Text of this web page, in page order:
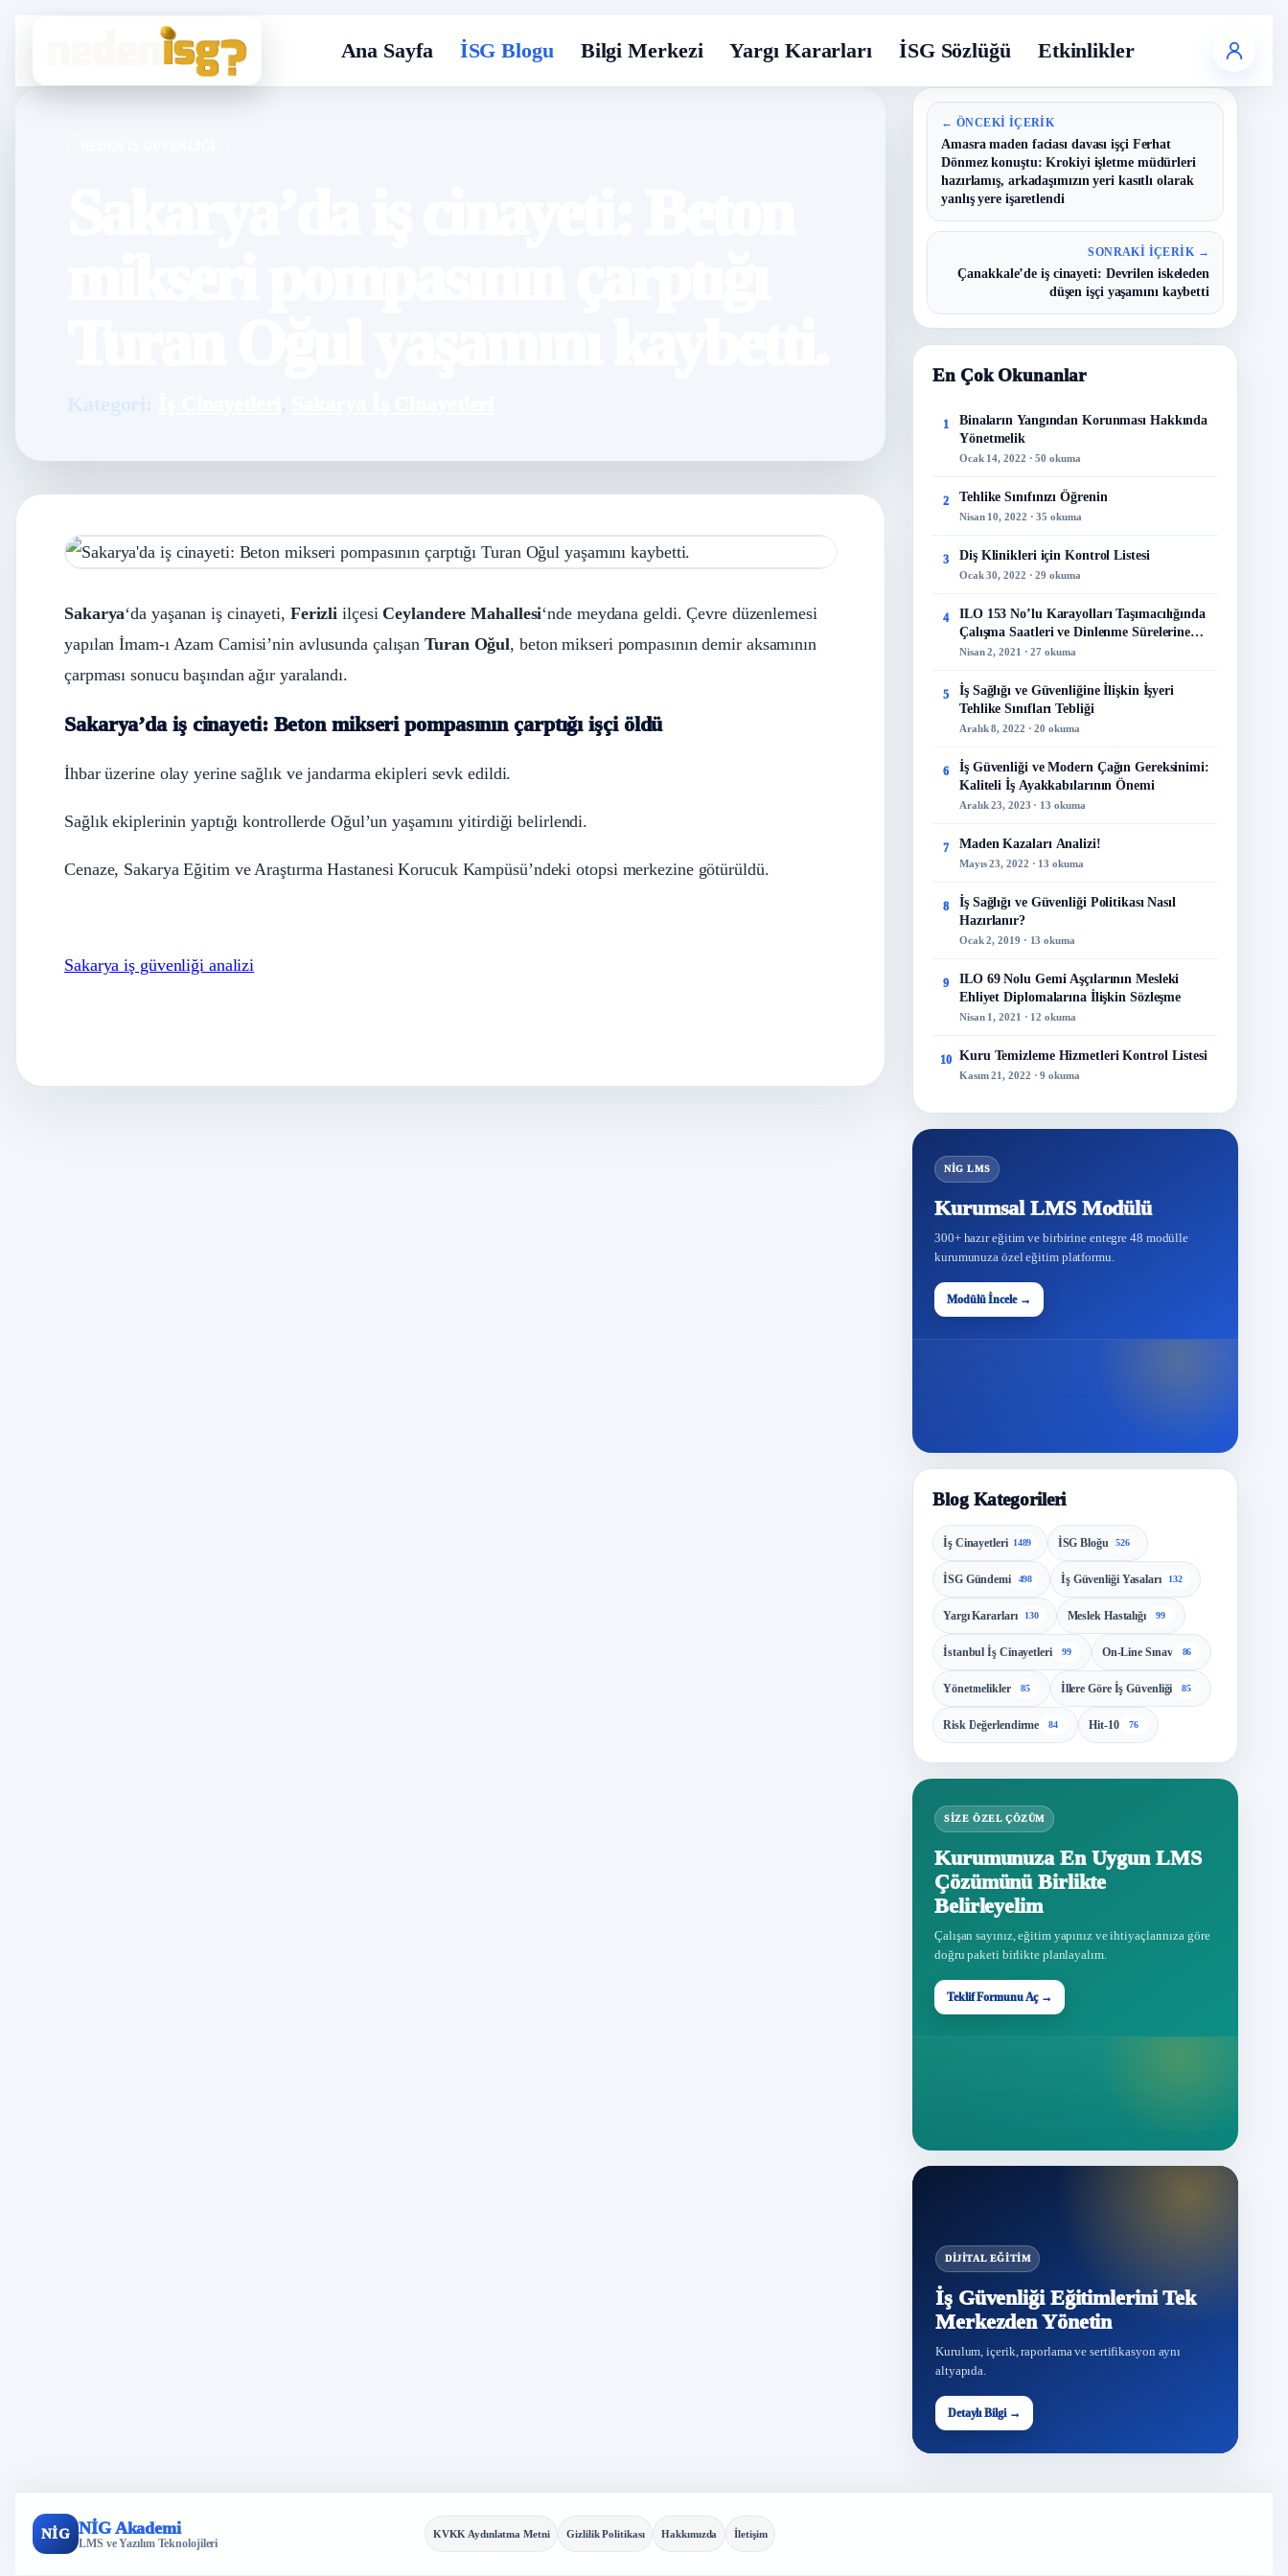
Ana Sayfa İSG Blogu Bilgi Merkezi Yargı Kararları İSG Sözlüğü Etkinlikler
Kategori: ,
Sakarya‘da yaşanan iş cinayeti, Ferizli ilçesi Ceylandere Mahallesi‘nde meydana geldi. Çevre düzenlemesi
yapılan İmam-ı Azam Camisi’nin avlusunda çalışanTuran Oğul, beton mikseri pompasının demir aksamının
çarpması sonucu başından ağır yaralandı.
Sakarya’da iş cinayeti: Beton mikseri pompasının çarptığı işçi öldü
İhbar üzerine olay yerine sağlık ve jandarma ekipleri sevk edildi.
Sağlık ekiplerinin yaptığı kontrollerde Oğul’un yaşamını yitirdiği belirlendi.
Cenaze, Sakarya Eğitim ve Araştırma Hastanesi Korucuk Kampüsü’ndeki otopsi merkezine götürüldü.
Sakarya iş güvenliği analizi
← ÖNCEKI İÇERIK
Amasra maden faciası davası işçi Ferhat
Dönmez konuştu: Krokiyi işletme müdürleri
hazırlamış, arkadaşımızın yeri kasıtlı olarak
yanlış yere işaretlendi
SONRAKI İÇERIK →
Çanakkale’de iş cinayeti: Devrilen iskeleden
düşen işçi yaşamını kaybetti
En Çok Okunanlar
1
Binaların Yangından Korunması Hakkında
Yönetmelik
Ocak 14, 2022 · 50 okuma
2 Tehlike Sınıfınızı Öğrenin
Nisan 10, 2022 · 35 okuma
3 Diş Klinikleri için Kontrol Listesi
Ocak 30, 2022 · 29 okuma
4
ILO 153 No’lu Karayolları Taşımacılığında
Çalışma Saatleri ve Dinlenme Sürelerine
İlişkin Sözleşme
Nisan 2, 2021 · 27 okuma
5
İş Sağlığı ve Güvenliğine İlişkin İşyeri
Tehlike Sınıfları Tebliği
Aralık 8, 2022 · 20 okuma
6
İş Güvenliği ve Modern Çağın Gereksinimi:
Kaliteli İş Ayakkabılarının Önemi
Aralık 23, 2023 · 13 okuma
7 Maden Kazaları Analizi!
Mayıs 23, 2022 · 13 okuma
8
İş Sağlığı ve Güvenliği Politikası Nasıl
Hazırlanır?
Ocak 2, 2019 · 13 okuma
9
ILO 69 Nolu Gemi Aşçılarının Mesleki
Ehliyet Diplomalarına İlişkin Sözleşme
Nisan 1, 2021 · 12 okuma
10 Kuru Temizleme Hizmetleri Kontrol Listesi
Kasım 21, 2022 · 9 okuma
NİG LMS
Kurumsal LMS Modülü
300+ hazır eğitim ve birbirine entegre 48 modülle
kurumunuza özel eğitim platformu.
Modülü İncele →
48
Modül
Blog Kategorileri
İş Cinayetleri 1489 İSG Bloğu 526
İSG Gündemi 498 İş Güvenliği Yasaları 132
Yargı Kararları 130 Meslek Hastalığı 99
İstanbul İş Cinayetleri 99 On-Line Sınav 86
Yönetmelikler 85 İllere Göre İş Güvenliği 85
Risk Değerlendirme 84 Hit-10 76
SIZE ÖZEL ÇÖZÜM
Kurumunuza En Uygun LMS
Çözümünü Birlikte
Belirleyelim
Çalışan sayınız, eğitim yapınız ve ihtiyaçlarınıza göre
doğru paketi birlikte planlayalım.
Teklif Formunu Aç →
Teklif
DIJITAL EĞITIM
İş Güvenliği Eğitimlerini Tek
Merkezden Yönetin
Kurulum, içerik, raporlama ve sertifikasyon aynı
altyapıda.
Detaylı Bilgi →
NİG NİG Akademi
LMS ve Yazılım Teknolojileri
KVKK Aydınlatma Metni Gizlilik Politikası Hakkımızda İletişim